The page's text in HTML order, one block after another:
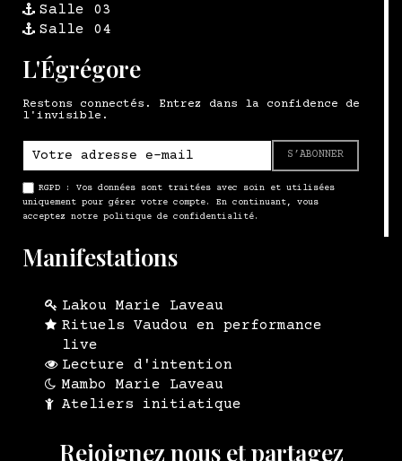
Salle 03
Salle 04
L'Égrégore
Restons connectés. Entrez dans la confidence de
l'invisible.
S’ABONNER
RGPD : Vos données sont traitées avec soin et utilisées
uniquement pour gérer votre compte. En continuant, vous
acceptez notre politique de confidentialité.
Manifestations
Lakou Marie Laveau
Rituels Vaudou en performance
live
Lecture d'intention
Mambo Marie Laveau
Ateliers initiatique
Rejoignez nous et partagez